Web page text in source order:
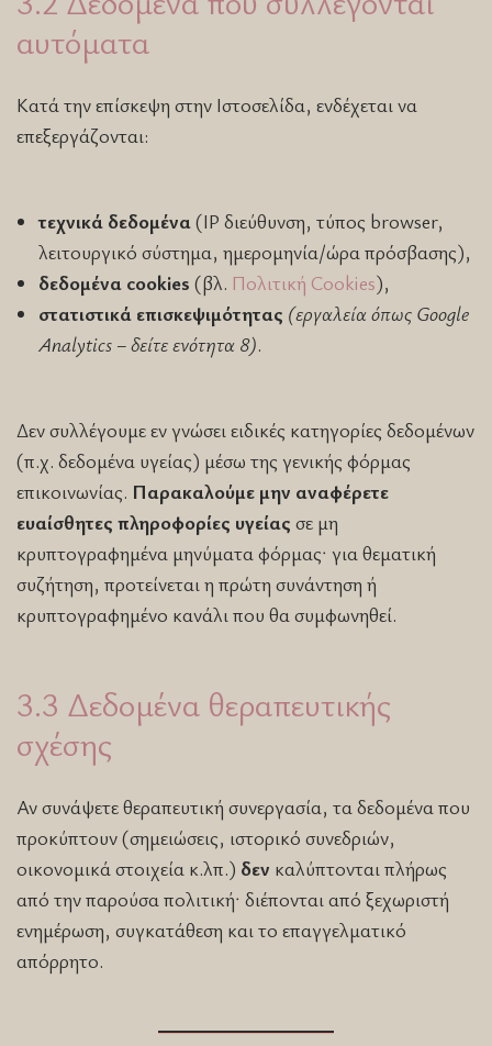
αυτόματα
Κατά την επίσκεψη στην Ιστοσελίδα, ενδέχεται να
επεξεργάζονται:
τεχνικά δεδομένα(IP διεύθυνση, τύπος browser,
λειτουργικό σύστημα, ημερομηνία/ώρα πρόσβασης),
δεδομένα cookies (βλ. Πολιτική Cookies),
στατιστικά επισκεψιμότητας (εργαλεία όπως Google
Analytics – δείτε ενότητα 8).
Δεν συλλέγουμε εν γνώσει ειδικές κατηγορίες δεδομένων
(π.χ. δεδομένα υγείας) μέσω της γενικής φόρμας
επικοινωνίας. Παρακαλούμε μην αναφέρετε
ευαίσθητες πληροφορίες υγείας σε μη
κρυπτογραφημένα μηνύματα φόρμας· για θεματική
συζήτηση, προτείνεται η πρώτη συνάντηση ή
κρυπτογραφημένο κανάλι που θα συμφωνηθεί.
3.3 Δεδομένα θεραπευτικής
σχέσης
Αν συνάψετε θεραπευτική συνεργασία, τα δεδομένα που
προκύπτουν (σημειώσεις, ιστορικό συνεδριών,
οικονομικά στοιχεία κ.λπ.) δεν καλύπτονται πλήρως
από την παρούσα πολιτική· διέπονται από ξεχωριστή
ενημέρωση, συγκατάθεση και το επαγγελματικό
απόρρητο.